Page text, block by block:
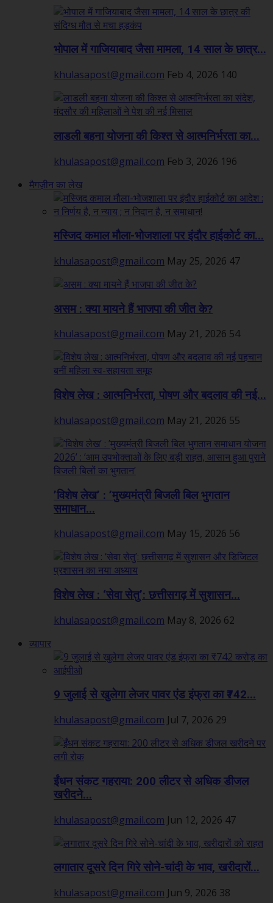
भोपाल में गाजियाबाद जैसा मामला, 14 साल के छात्र...
khulasapost@gmail.com Feb 4, 2026 140
लाडली बहना योजना की किश्त से आत्मनिर्भरता का...
khulasapost@gmail.com Feb 3, 2026 196
मैगज़ीन का लेख
मस्जिद कमाल मौला-भोजशाला पर इंदौर हाईकोर्ट का...
khulasapost@gmail.com May 25, 2026 47
असम : क्या मायने हैं भाजपा की जीत के?
khulasapost@gmail.com May 21, 2026 54
विशेष लेख : आत्मनिर्भरता, पोषण और बदलाव की नई...
khulasapost@gmail.com May 21, 2026 55
’विशेष लेख’ : ’मुख्यमंत्री बिजली बिल भुगतान
समाधान...
khulasapost@gmail.com May 15, 2026 56
विशेष लेख : ‘सेवा सेतु’: छत्तीसगढ़ में सुशासन...
khulasapost@gmail.com May 8, 2026 62
व्यापार
9 जुलाई से खुलेगा लेजर पावर एंड इंफ्रा का ₹742...
khulasapost@gmail.com Jul 7, 2026 29
ईंधन संकट गहराया: 200 लीटर से अधिक डीजल
खरीदने...
khulasapost@gmail.com Jun 12, 2026 47
लगातार दूसरे दिन गिरे सोने-चांदी के भाव, खरीदारों...
khulasapost@gmail.com Jun 9, 2026 38